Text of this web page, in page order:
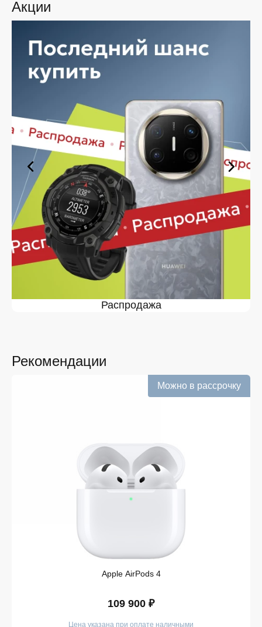
Показать
ещё
Память
выбор продукции. В нашем магазине в Липецке вы
всегда найдёте нужный продукт в нужный момент.
объема, с возможностью выполнить бесплатную
доставку.
Планируете покупку в рассрочку? У нас есть такая
услуга. Мы предлагаем удобные условия оплаты,
выберите нужную позицию, добавьте в корзину и
оформите заявку — купить в Липецке вы сможете в
кратчайшие сроки.
Ассортимент в магазине iSpace в
Липецке
На нашей торговой платформе представлен широкий
выбор продукции. Среди ассортимента, как новинки
рынка, так и проверенные временем модели. Каждый
продукт в каталоге соответствует стандартам
качества. Вы можете выбрать и заказать в Липецке в
удобной конфигурации и с доступной ценой.
Мы постоянно обновляем ассортимент, отслеживаем
наличие, поддерживаем актуальность информации,
касающейся цен и наличия. Благодаря этому клиенты
получают лучшие предложения и экономят своё
время. Преимущества покупки у нас:
Подтверждённое наличие на складе.
Информация о наличии обновляется в режиме
покупки по всем ассортиментам с рассрочкой.
При необходимости можно уточнить детали по
рассрочке прямо в карточке товара.
Оперативная доставка по Липецку. Курьерская
Такой подход делает покупку простой и безопасной.
Мы гарантируем, что вы получите именно тот продукт,
подтверждёнными характеристиками и официальной
Акции
Распродажа
Рекомендации
Можно в рассрочку
Apple AirPods 4
109 900 ₽
Цена указана при оплате наличными